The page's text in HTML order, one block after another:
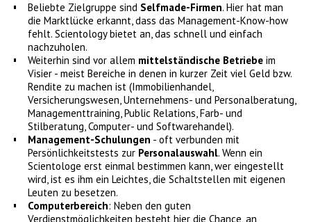
Beliebte Zielgruppe sind Selfmade-Firmen. Hier hat man
die Marktlücke erkannt, dass das Management-Know-how
fehlt. Scientology bietet an, das schnell und einfach
nachzuholen.
Weiterhin sind vor allem mittelständische Betriebe im
Visier - meist Bereiche in denen in kurzer Zeit viel Geld bzw.
Rendite zu machen ist (Immobilienhandel,
Versicherungswesen, Unternehmens- und Personalberatung,
Managementtraining, Public Relations, Farb- und
Stilberatung, Computer- und Softwarehandel).
Management-Schulungen - oft verbunden mit
Persönlichkeitstests zur Personalauswahl. Wenn ein
Scientologe erst einmal bestimmen kann, wer eingestellt
wird, ist es ihm ein Leichtes, die Schaltstellen mit eigenen
Leuten zu besetzen.
Computerbereich: Neben den guten
Verdienstmöglichkeiten besteht hier die Chance, an